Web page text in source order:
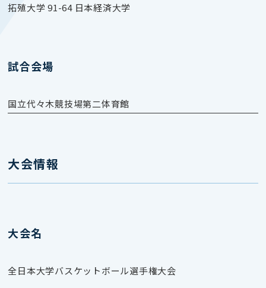
拓殖大学 91-64 日本経済大学
試合会場
国立代々木競技場第二体育館
大会情報
大会名
全日本大学バスケットボール選手権大会